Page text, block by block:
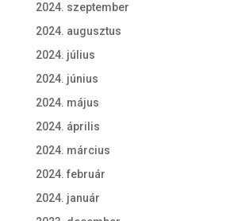
2024. szeptember
2024. augusztus
2024. július
2024. június
2024. május
2024. április
2024. március
2024. február
2024. január